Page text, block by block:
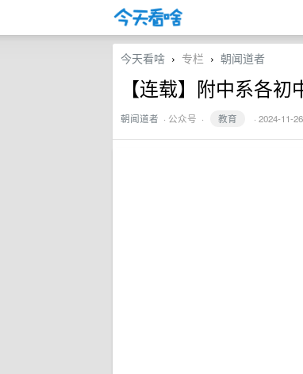
今天看啥 › 专栏 › 朝闻道者
【连载】附中系各
朝闻道者 · 公众号 · 教育 · 2024-11-